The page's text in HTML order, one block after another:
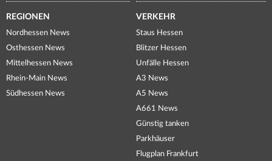
REGIONEN
Nordhessen News
Osthessen News
Mittelhessen News
Rhein-Main News
Südhessen News
VERKEHR
Staus Hessen
Blitzer Hessen
Unfälle Hessen
A3 News
A5 News
A661 News
Günstig tanken
Parkhäuser
Flugplan Frankfurt